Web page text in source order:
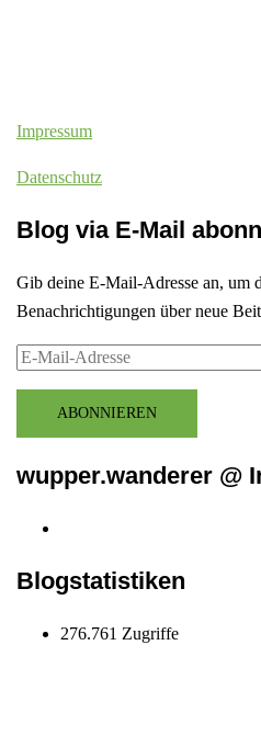
Impressum
Datenschutz
Blog via E-Mail
Gib deine E-Mail-Adresse an, um
Benachrichtigungen über neue
E-
AdresseABONNIEREN
wupper.wanderer @
Blogstatistiken
276.761 Zugriffe